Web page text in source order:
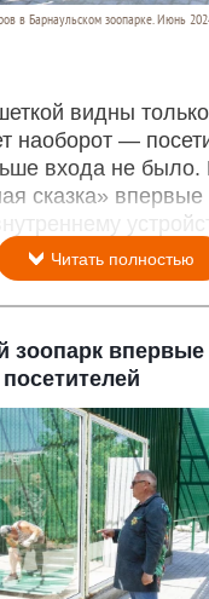
в Барнаульском зоопарке. Июнь
видны
наоборот —
входа не было.
сказка»
Читать полностью
зоопарк